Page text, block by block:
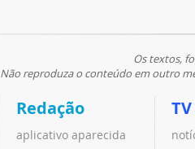
Os textos,
Não reproduza o conteúdo em outro
Redação
aplicativo aparecida